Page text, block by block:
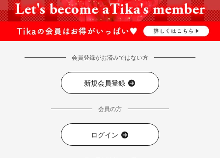
会員登録がお済みではない方
新規会員登録
会員の方
ログイン